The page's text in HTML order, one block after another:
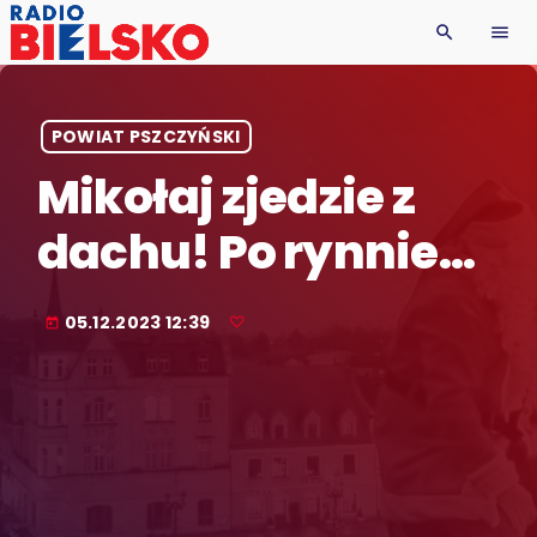
search menu
POWIAT PSZCZYŃSKI
Mikołaj zjedzie z
dachu! Po rynnie…
today 05.12.2023 12:39